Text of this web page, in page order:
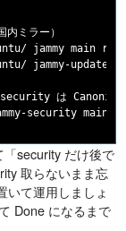
ミラー）
jammy main
jammy-updates
は
security だけ後で
取らないまま忘
いて運用しましょ
Done になるまで